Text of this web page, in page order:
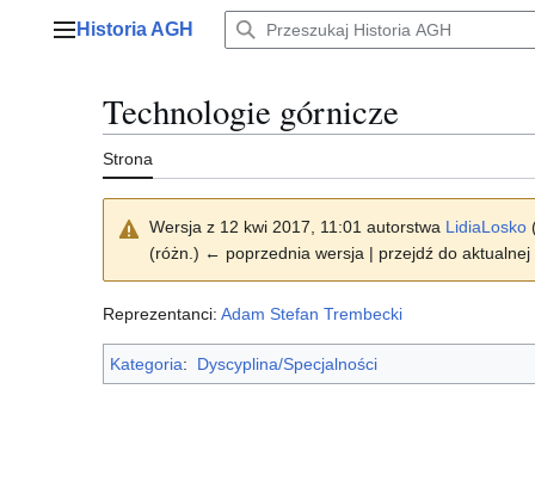
Menu główne
Historia AGH
Technologie górnicze
Strona
Wersja z 12 kwi 2017, 11:01 autorstwa LidiaLosko
(różn.) ← poprzednia wersja | przejdź do
Reprezentanci: Adam Stefan Trembecki
Kategoria: Dyscyplina/Specjalności